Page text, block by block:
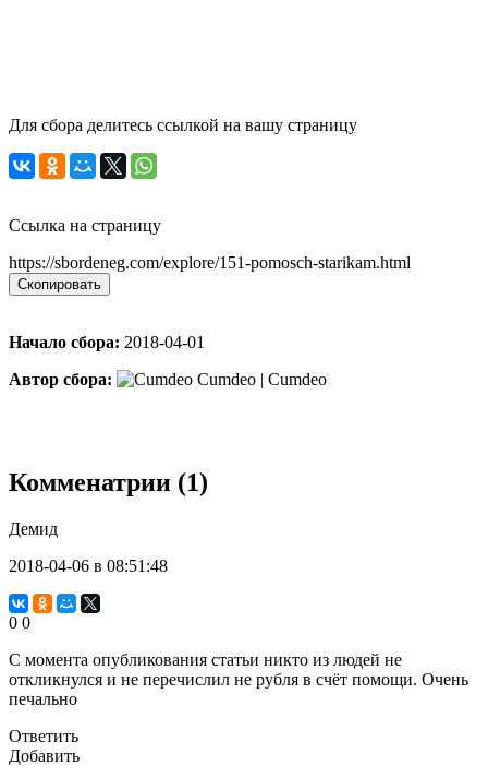
Для сбора делитесь ссылкой на вашу страницу
Ссылка на страницу
https://sbordeneg.com/explore/151-pomosch-starikam.html
Скопировать
Начало сбора: 2018-04-01
Автор сбора:
Cumdeo | Cumdeo
Комменатрии (1)
Демид
2018-04-06 в 08:51:48
0 0
С момента опубликования статьи никто из людей не
откликнулся и не перечислил не рубля в счёт помощи. Очень
печально
Ответить
Добавить